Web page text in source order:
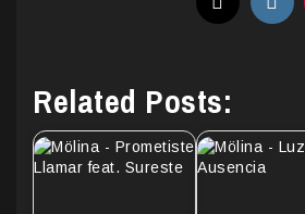
Related Posts: